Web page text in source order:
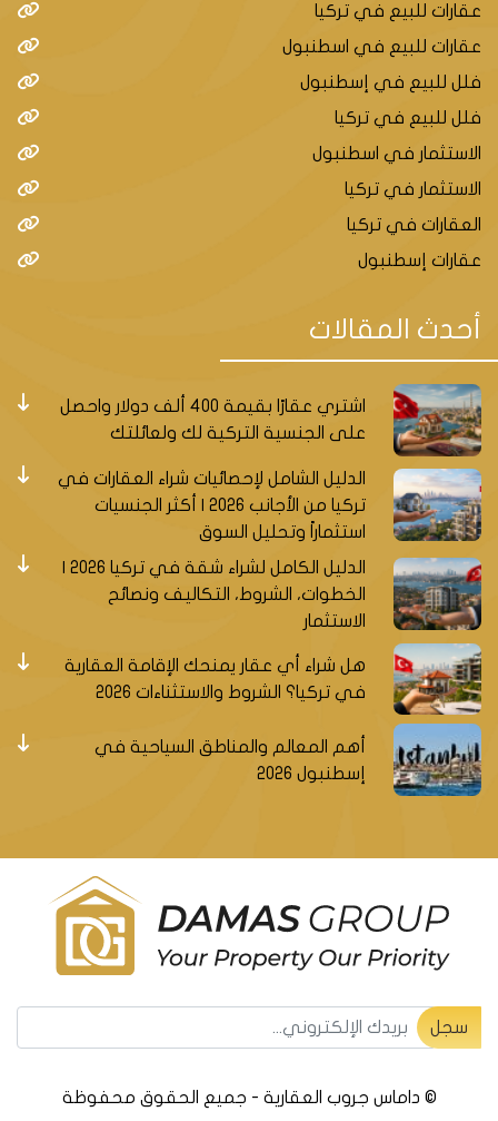
عقارات للبيع في تركيا
عقارات للبيع في اسطنبول
فلل للبيع في إسطنبول
فلل للبيع في تركيا
الاستثمار في اسطنبول
الاستثمار في تركيا
العقارات في تركيا
عقارات إسطنبول
أحدث المقالات
اشتري عقارًا بقيمة 400 ألف دولار واحصل
على الجنسية التركية لك ولعائلتك
الدليل الشامل لإحصائيات شراء العقارات في
تركيا من الأجانب 2026 | أكثر الجنسيات
استثماراً وتحليل السوق
الدليل الكامل لشراء شقة في تركيا 2026 |
الخطوات، الشروط، التكاليف ونصائح
الاستثمار
هل شراء أي عقار يمنحك الإقامة العقارية
في تركيا؟ الشروط والاستثناءات 2026
أهم المعالم والمناطق السياحية في
إسطنبول 2026
سجل
© داماس جروب العقارية - جميع الحقوق محفوظة